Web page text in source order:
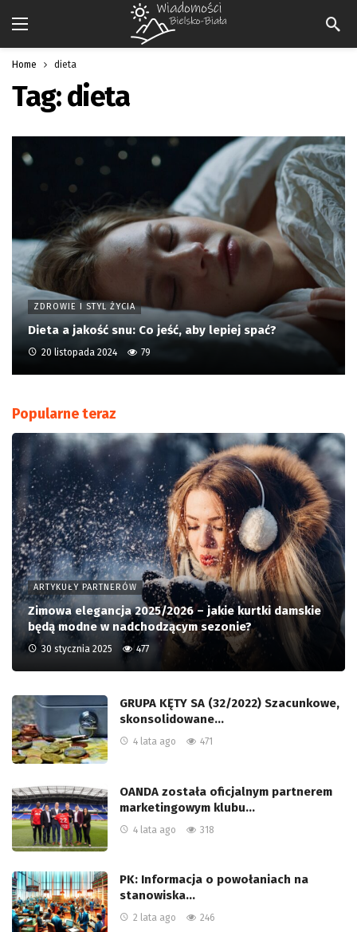
Home dieta
Tag:dieta
ZDROWIE I STYL ŻYCIA
Dieta a jakość snu: Co jeść, aby lepiej spać?
20 listopada 2024 79
Popularne teraz
ARTYKUŁY PARTNERÓW
Zimowa elegancja 2025/2026 – jakie kurtki damskie
będą modne w nadchodzącym sezonie?
30 stycznia 2025 477
GRUPA KĘTY SA (32/2022) Szacunkowe,
skonsolidowane…
4 lata ago 471
OANDA została oficjalnym partnerem
marketingowym klubu…
4 lata ago 318
PK: Informacja o powołaniach na
stanowiska…
2 lata ago 246